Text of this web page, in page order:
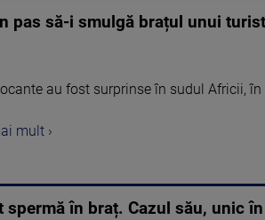
pas să-i smulgă brațul unui turist
au fost surprinse în sudul Africii,
mult ›
în braț. Cazul său, unic